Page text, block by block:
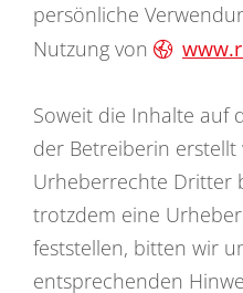
persönliche
Nutzung von
Soweit die Inhalte auf
der Betreiberin
Urheberrechte Dritter
trotzdem eine
feststellen, bitten wir
entsprechenden